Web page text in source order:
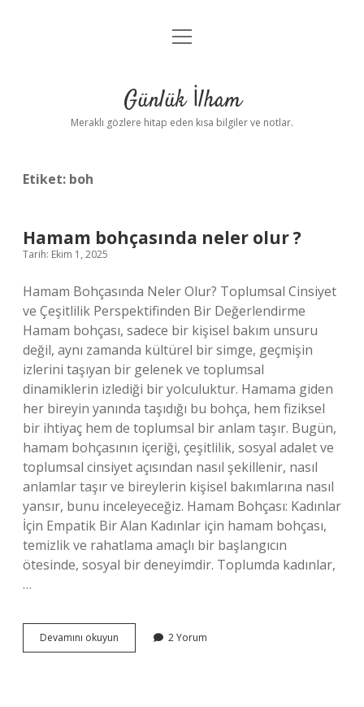
Anasayfa
Yasal Uyarı
menüyü
Günlük İlham
Meraklı gözlere hitap eden kısa bilgiler ve notlar.
Etiket: boh
Hamam bohçasında neler olur ?
Tarih: Ekim 1, 2025
Hamam Bohçasında Neler Olur? Toplumsal Cinsiyet
ve Çeşitlilik Perspektifinden Bir Değerlendirme
Hamam bohçası, sadece bir kişisel bakım unsuru
değil, aynı zamanda kültürel bir simge, geçmişin
izlerini taşıyan bir gelenek ve toplumsal
dinamiklerin izlediği bir yolculuktur. Hamama giden
her bireyin yanında taşıdığı bu bohça, hem fiziksel
bir ihtiyaç hem de toplumsal bir anlam taşır. Bugün,
hamam bohçasının içeriği, çeşitlilik, sosyal adalet ve
toplumsal cinsiyet açısından nasıl şekillenir, nasıl
anlamlar taşır ve bireylerin kişisel bakımlarına nasıl
yansır, bunu inceleyeceğiz. Hamam Bohçası: Kadınlar
İçin Empatik Bir Alan Kadınlar için hamam bohçası,
temizlik ve rahatlama amaçlı bir başlangıcın
ötesinde, sosyal bir deneyimdir. Toplumda kadınlar,
…
Devamını okuyun Hamam
bohçasında
2 Yorum